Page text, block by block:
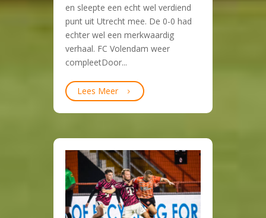
en sleepte een echt wel verdiend
punt uit Utrecht mee. De 0-0 had
echter wel een merkwaardig
verhaal. FC Volendam weer
compleetDoor...
Lees Meer